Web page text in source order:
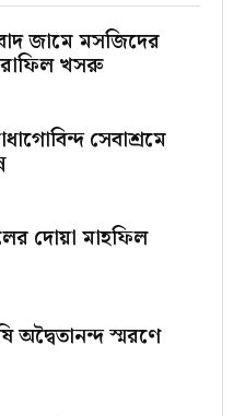
জামে মসজিদের
খসরু
সেবাশ্রমে
দোয়া মাহফিল
অদ্বৈতানন্দ স্মরণে